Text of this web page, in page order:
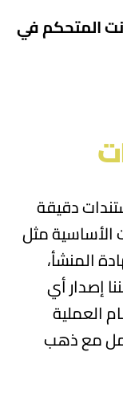
المتحكم في
دقيقة
الأساسية مثل
المنشأ،
إصدار أي
العملية
مع ذهب